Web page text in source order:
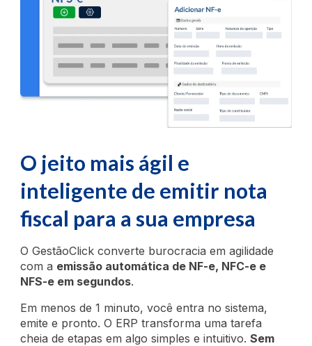
O jeito mais ágil e
inteligente de emitir nota
fiscal para a sua empresa
O GestãoClick converte burocracia em agilidade
com a emissão automática de NF-e, NFC-e e
NFS-e em segundos.
Em menos de 1 minuto, você entra no sistema,
emite e pronto. O ERP transforma uma tarefa
cheia de etapas em algo simples e intuitivo.Sem